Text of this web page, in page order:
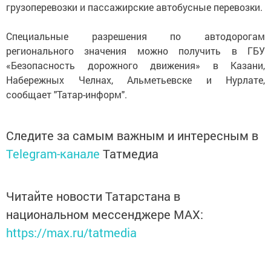
грузоперевозки и пассажирские автобусные перевозки.
Специальные разрешения по автодорогам
регионального значения можно получить в ГБУ
«Безопасность дорожного движения» в Казани,
Набережных Челнах, Альметьевске и Нурлате,
сообщает "Татар-информ".
Следите за самым важным и интересным в
Telegram-канале Татмедиа
Читайте новости Татарстана в
национальном мессенджере MАХ:
https://max.ru/tatmedia